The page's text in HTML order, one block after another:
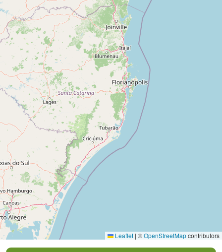
Leaflet | ©OpenStreetMapcontributors